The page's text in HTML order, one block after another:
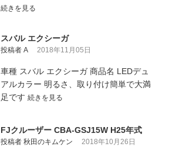
続きを見る
スバル エクシーガ
投稿者 A 2018年11月05日
車種 スバル エクシーガ 商品名 LEDデュ
アルカラー 明るさ、取り付け簡単で大満
足です 続きを見る
FJクルーザー CBA-GSJ15W H25年式
投稿者 秋田のキムケン 2018年10月26日